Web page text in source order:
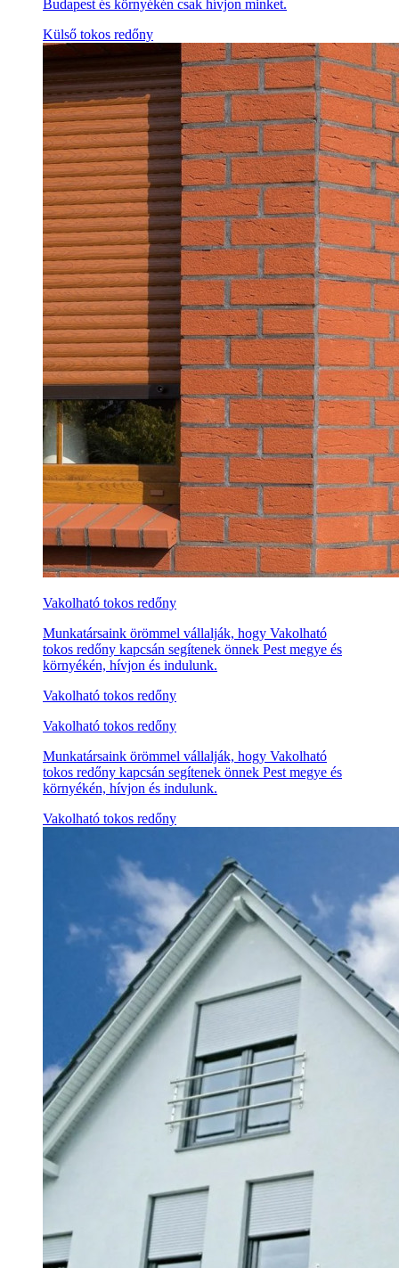
Budapest és környékén csak hívjon minket.
Külső tokos redőny
Vakolható tokos redőny
Munkatársaink örömmel vállalják, hogy Vakolható
tokos redőny kapcsán segítenek önnek Pest megye és
környékén, hívjon és indulunk.
Vakolható tokos redőny
Vakolható tokos redőny
Munkatársaink örömmel vállalják, hogy Vakolható
tokos redőny kapcsán segítenek önnek Pest megye és
környékén, hívjon és indulunk.
Vakolható tokos redőny